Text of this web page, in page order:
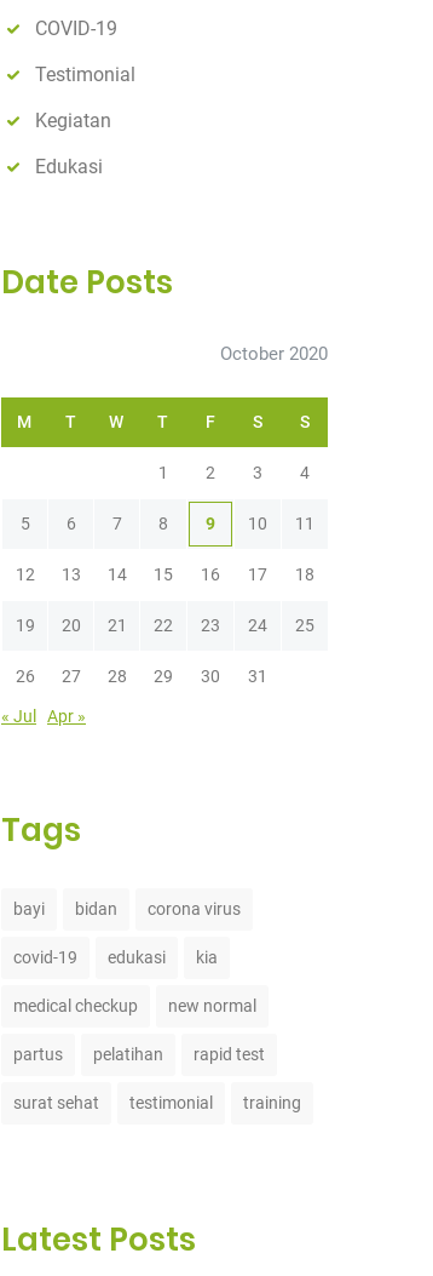
COVID-19
Testimonial
Kegiatan
Edukasi
Date Posts
October 2020
M T W T F S S
1 2 3 4
5 6 7 8 9 10 11
12 13 14 15 16 17 18
19 20 21 22 23 24 25
26 27 28 29 30 31
« Jul Apr »
Tags
bayi bidan corona virus
covid-19 edukasi kia
medical checkup new normal
partus pelatihan rapid test
surat sehat testimonial training
Latest Posts